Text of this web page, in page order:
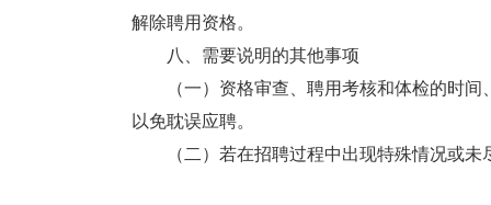
解除聘用资格。
八、需要说明的其他事项
（一）资格审查、聘用考核和体检的时间
以免耽误应聘。
（二）若在招聘过程中出现特殊情况或未